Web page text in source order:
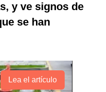
y ve signos de
se han
Lea el artículo